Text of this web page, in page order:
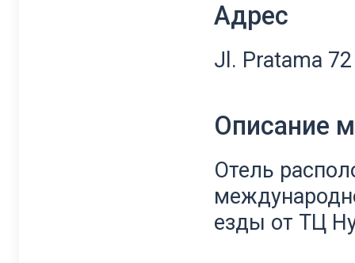
Адрес
Jl. Pratama
Описание
Отель
езды от ТЦ